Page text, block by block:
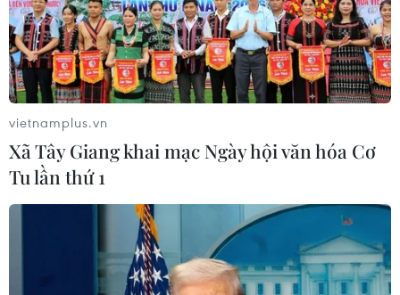
TIN LIÊN QUAN
vietnamplus.vn
Xã Tây Giang khai mạc Ngày hội văn hóa Cơ
Tu lần thứ 1